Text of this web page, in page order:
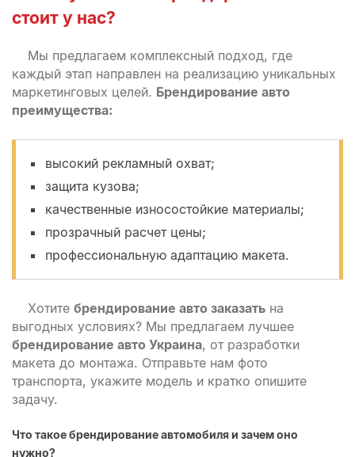
стоит у нас?
Мы предлагаем комплексный подход, где
каждый этап направлен на реализацию уникальных
маркетинговых целей. Брендирование авто
преимущества:
высокий рекламный охват;
защита кузова;
качественные износостойкие материалы;
прозрачный расчет цены;
профессиональную адаптацию макета.
Хотите брендирование авто заказать на
выгодных условиях? Мы предлагаем лучшее
брендирование авто Украина, от разработки
макета до монтажа. Отправьте нам фото
транспорта, укажите модель и кратко опишите
задачу.
Что такое брендирование автомобиля и зачем оно
нужно?